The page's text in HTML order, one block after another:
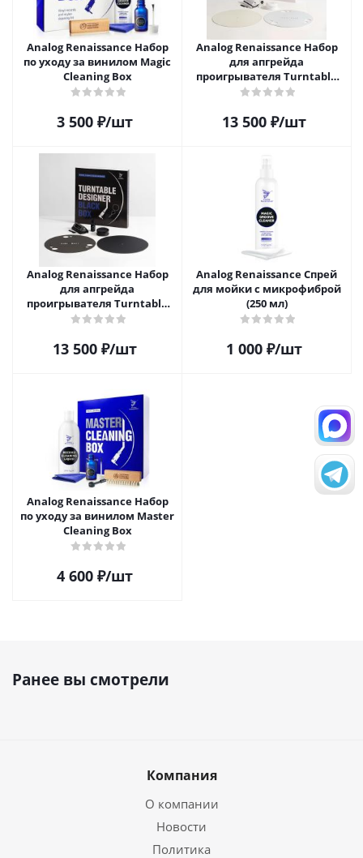
Analog Renaissance Набор
по уходу за винилом Magic
Cleaning Box
3 500₽/шт
Analog Renaissance Набор
для апгрейда
проигрывателя Turntable
Designer White Box
13 500₽/шт
Analog Renaissance Набор
для апгрейда
проигрывателя Turntable
Designer Black Box
13 500₽/шт
Analog Renaissance Спрей
для мойки с микрофиброй
(250 мл)
1 000₽/шт
Analog Renaissance Набор
по уходу за винилом Master
Cleaning Box
4 600₽/шт
Ранее вы смотрели
Компания
О компании
Новости
Политика